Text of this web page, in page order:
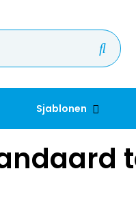
Sjablonen